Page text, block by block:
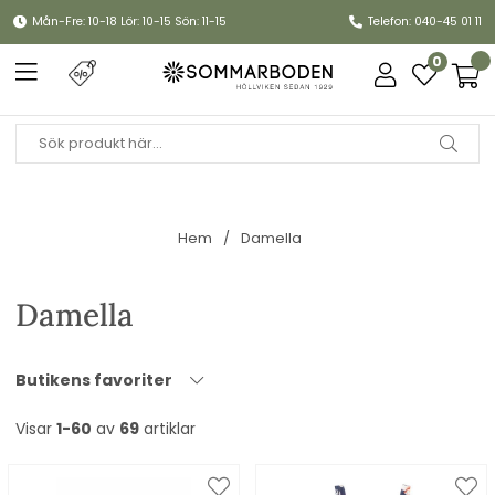
Mån-Fre: 10-18 Lör: 10-15 Sön: 11-15 Telefon: 040-45 01 11
0
Hem Damella
Damella
Butikens favoriter
Visar 1-60 av 69 artiklar